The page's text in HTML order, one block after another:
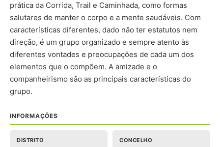
prática da Corrida, Trail e Caminhada, como formas
salutares de manter o corpo e a mente saudáveis. Com
características diferentes, dado não ter estatutos nem
direção, é um grupo organizado e sempre atento às
diferentes vontades e preocupações de cada um dos
elementos que o compõem. A amizade e o
companheirismo são as principais características do
grupo.
INFORMAÇÕES
DISTRITO CONCELHO